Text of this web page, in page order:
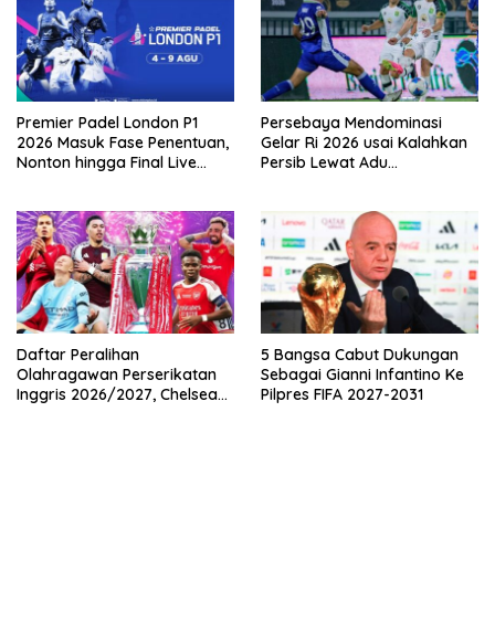
Premier Padel London P1
2026 Masuk Fase Penentuan,
Nonton hingga Final Live
Persebaya Mendominasi
Gelar Ri 2026 usai Kalahkan
Persib Lewat Adu
Daftar Peralihan
Olahragawan Perserikatan
Inggris 2026/2027, Chelsea
5 Bangsa Cabut Dukungan
Sebagai Gianni Infantino Ke
Pilpres FIFA 2027-2031